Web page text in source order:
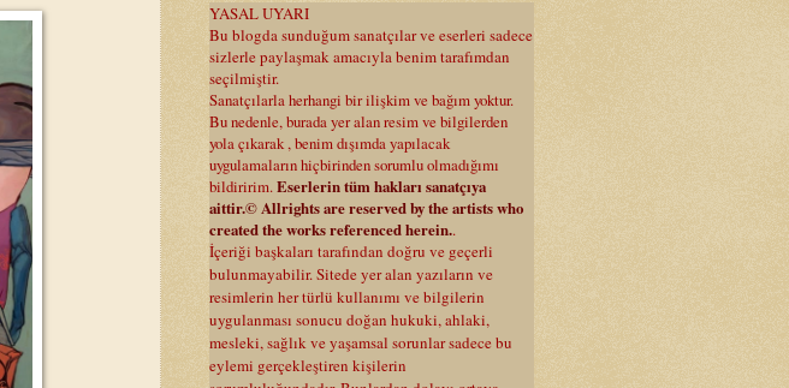
YASAL UYARI
Bu blogda sunduğum sanatçılar ve eserleri sadece
sizlerle paylaşmak amacıyla benim tarafımdan
seçilmiştir.
Sanatçılarla herhangi bir ilişkim ve bağım yoktur.
Bu nedenle, burada yer alan resim ve bilgilerden
yola çıkarak , benim dışımda yapılacak
uygulamaların hiçbirinden sorumlu olmadığımı
bildiririm.Eserlerin tüm hakları sanatçıya
aittir.© Allrights are reserved by the artists who
created the works referenced herein..
İçeriği başkaları tarafından doğru ve geçerli
bulunmayabilir. Sitede yer alan yazıların ve
resimlerin her türlü kullanımı ve bilgilerin
uygulanması sonucu doğan hukuki, ahlaki,
mesleki, sağlık ve yaşamsal sorunlar sadece bu
eylemi gerçekleştiren kişilerin